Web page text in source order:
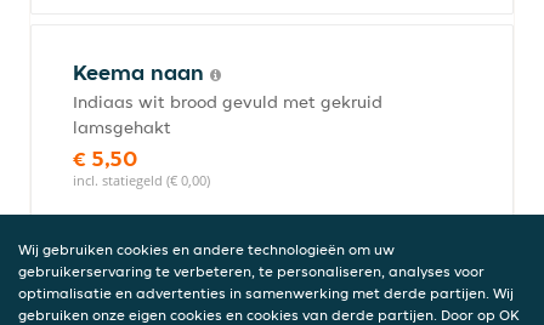
Keema naan
Indiaas wit brood gevuld met gekruid
lamsgehakt
€ 5,50
incl. statiegeld (€ 0,00)
Paratha
Indiaas bruin brood bestaande uit
Wij gebruiken cookies en andere technologieën om uw
gebruikerservaring te verbeteren, te personaliseren, analyses voor
optimalisatie en advertenties in samenwerking met derde partijen. Wij
gebruiken onze eigen cookies en cookies van derde partijen. Door op OK